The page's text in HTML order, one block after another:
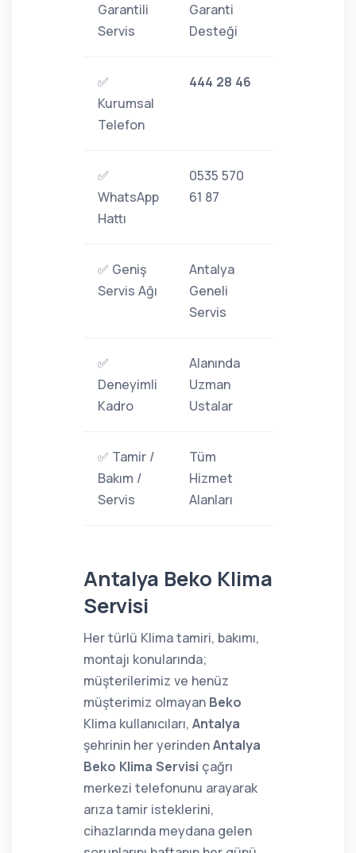
Garantili
Servis
Garanti
Desteği
✅
Kurumsal
Telefon
444 28 46
✅
WhatsApp
Hattı
0535 570
61 87
✅ Geniş
Servis Ağı
Antalya
Geneli
Servis
✅
Deneyimli
Kadro
Alanında
Uzman
Ustalar
✅ Tamir /
Bakım /
Servis
Tüm
Hizmet
Alanları
Antalya Beko Klima
Servisi
Her türlü Klima tamiri, bakımı,
montajı konularında;
müşterilerimiz ve henüz
müşterimiz olmayan Beko
Klima kullanıcıları, Antalya
şehrinin her yerindenAntalya
Beko Klima Servisi çağrı
merkezi telefonunu arayarak
arıza tamir isteklerini,
cihazlarında meydana gelen